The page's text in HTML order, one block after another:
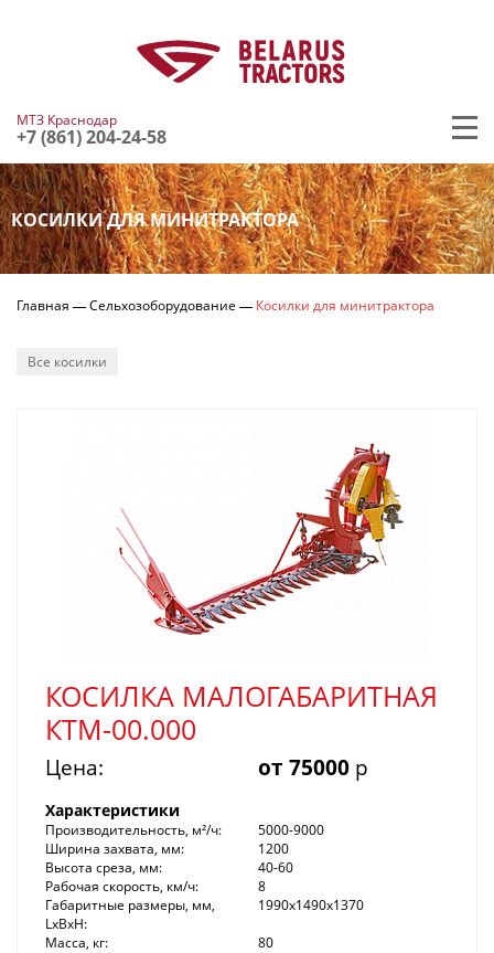
МТЗ Краснодар
+7 (861) 204-24-58
КОСИЛКИ ДЛЯ МИНИТРАКТОРА
Главная Сельхозоборудование Косилки для минитрактора
Все косилки
КОСИЛКА МАЛОГАБАРИТНАЯ
КТМ-00.000
Цена: от 75000 р
Характеристики
Производительность, м²/ч:
5000-9000
Ширина захвата, мм:
1200
Высота среза, мм:
40-60
Рабочая скорость, км/ч:
8
Габаритные размеры, мм,
LxBxH:
1990х1490х1370
Масса, кг:
80